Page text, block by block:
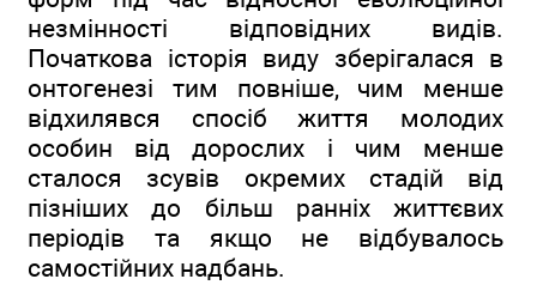
незмінності відповідних видів.
Початкова історія виду зберігалася в
онтогенезі тим повніше, чим менше
відхилявся спосіб життя молодих
особин від дорослих і чим менше
сталося зсувів окремих стадій від
пізніших до більш ранніх життєвих
періодів та якщо не відбувалось
самостійних надбань.